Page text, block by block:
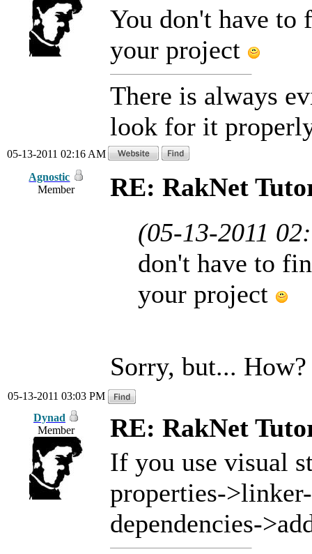
You don't have
your project
There is always
look for it
05-13-2011 02:16 AM
Agnostic
Member
RE: RakNet
(05-13-2011
don't have to
your project
Sorry, but...
05-13-2011 03:03 PM
Dynad
Member
RE: RakNet
If you use visual
properties-
dependencies-